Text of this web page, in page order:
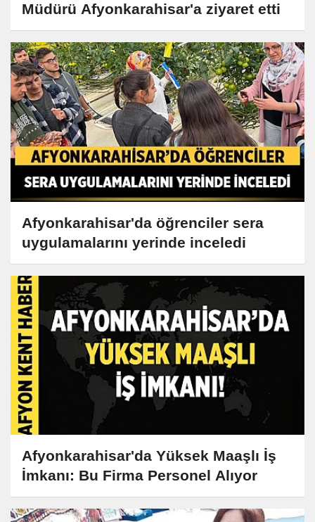
Müdürü Afyonkarahisar'a ziyaret etti
Afyonkarahisar'da öğrenciler sera
uygulamalarını yerinde inceledi
Afyonkarahisar'da Yüksek Maaşlı İş
İmkanı: Bu Firma Personel Alıyor